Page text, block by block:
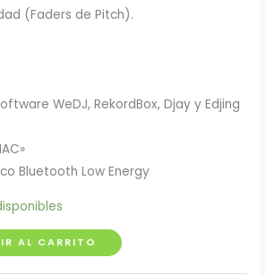
(Faders de Pitch).
WeDJ, RekordBox, Djay y Edjing
Bluetooth Low Energy
AL CARRITO